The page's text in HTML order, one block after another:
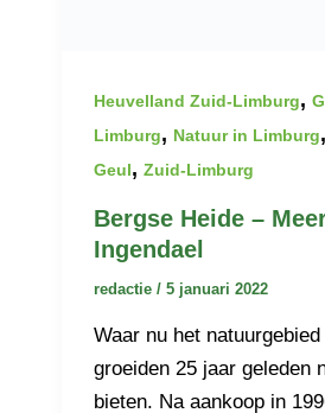
Heuvelland Zuid-Limburg,
Limburg, Natuur in Limburg,
Geul, Zuid-Limburg
Bergse Heide –
Ingendael
redactie / 5 januari 2022
Waar nu het
groeiden 25 jaar geleden
bieten. Na aankoop in